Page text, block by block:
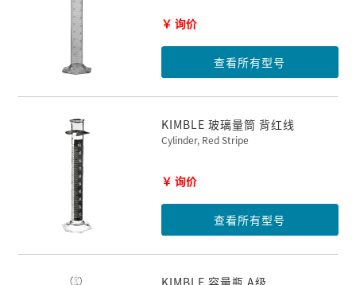
￥ 询价
查看所有型号
KIMBLE 玻璃量筒 背红线
Cylinder, Red Stripe
￥ 询价
查看所有型号